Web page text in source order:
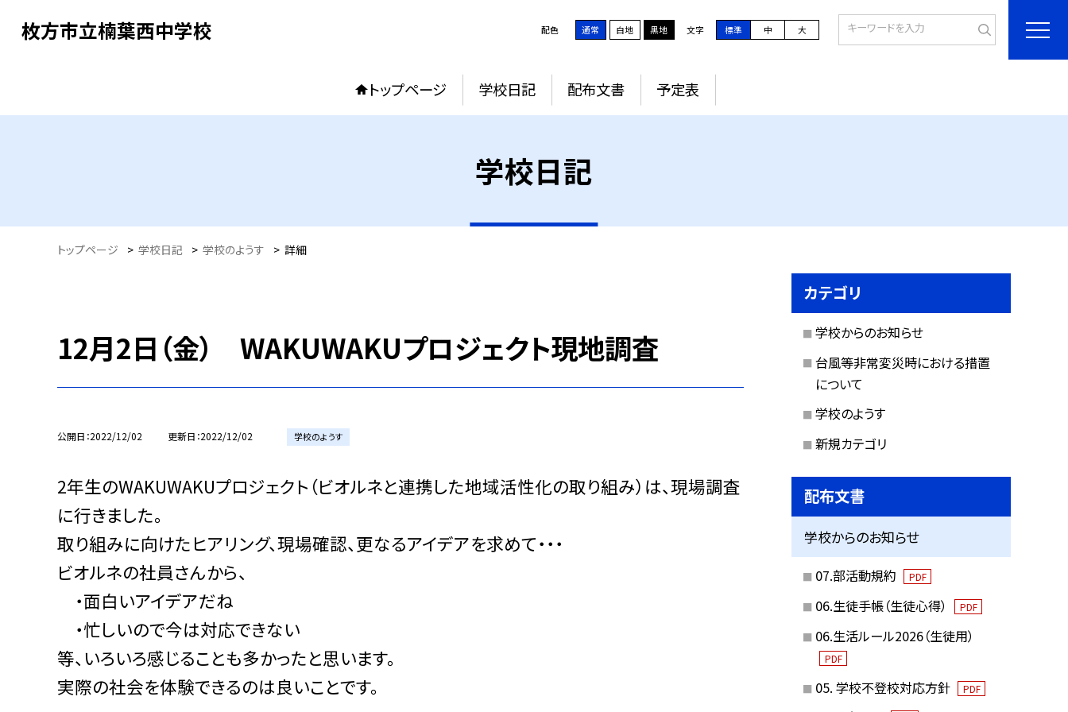
枚方市立楠葉西中学校 配色 通常 白地 黒地 文字 標準 中 大
トップページ 学校日記 配布文書 予定表
学校日記
トップページ > 学校日記 > 学校のようす > 詳細
12月2日（金） WAKUWAKUプロジェクト現地調査
公開日 2022/12/02 更新日 2022/12/02 学校のようす
2年生のWAKUWAKUプロジェクト（ビオルネと連携した地域活性化の取り組み）は、現場調査
に行きました。
取り組みに向けたヒアリング、現場確認、更なるアイデアを求めて・・・
ビオルネの社員さんから、
・面白いアイデアだね
・忙しいので今は対応できない
等、いろいろ感じることも多かったと思います。
実際の社会を体験できるのは良いことです。
カテゴリ
学校からのお知らせ
台風等非常変災時における措置
について
学校のようす
新規カテゴリ
配布文書
学校からのお知らせ
07.部活動規約 PDF
06.生徒手帳（生徒心得） PDF
06.生活ルール2026（生徒用）
PDF
05. 学校不登校対応方針 PDF